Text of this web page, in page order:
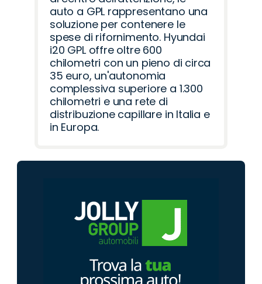
auto a GPL rappresentano una
soluzione per contenere le
spese di rifornimento. Hyundai
i20 GPL offre oltre 600
chilometri con un pieno di circa
35 euro, un'autonomia
complessiva superiore a 1.300
chilometri e una rete di
distribuzione capillare in Italia e
in Europa.